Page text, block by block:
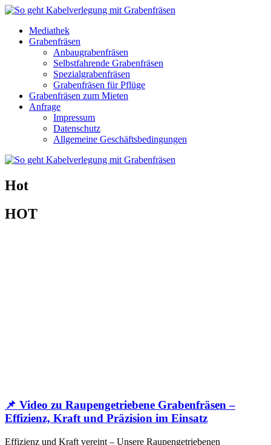
Mediathek
Grabenfräsen
Anbaugrabenfräsen
Selbstfahrende Grabenfräsen
Spezialgrabenfräsen
Grabenfräsen für Pflüge
Grabenfräsen zum Mieten
Anfrage
Impressum
Datenschutz
Allgemeine Geschäftsbedingungen
Hot
HOT
📌 Video zu Raupengetriebene Grabenfräsen –
Effizienz, Kraft und Präzision im Einsatz
Effizienz und Kraft vereint – Unsere Raupengetriebenen